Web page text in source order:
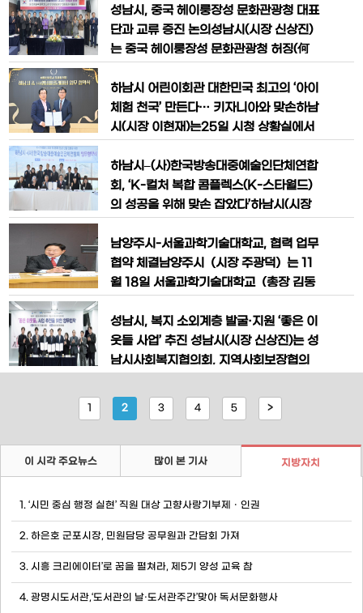
8,500억 원 규모의 민간 투자를 통해 왕
숙 도시첨단산업단지의 경쟁력을
영·관리 위·수탁 협약’을 체결하고 2026
년 상반기 개관을 목표로 복지관 운영 계
획과 개관 준비 절차를 공식화했다.이날
한동행 이사장 및 상임대표 등 관계자 11
명이 참석했다.특히, 복지관 운영의 전문
성과
성남시, 중국 헤이룽장성 문화관광청 대표
단과 교류 증진 논의성남시(시장 신상진)
는 중국 헤이룽장성 문화관광청 허징(何
역 간 문화·관광·게임 콘텐츠 산업 협력 방
안을 모색하기 위해 시를 방문했다고 3일
밝혔다.대표단은 이날 오전 10시 30분 시
과 만나 관련 산업 분야의 협력 확대 방안
을 논의했다.임종철 성남시 부시장은 “
하남시 어린이회관 대한민국 최고의 ‘아이
체험 천국’ 만든다… 키자니아와 맞손하남
시(시장 이현재)는25일 시청 상황실에서
영하는㈜엠비씨플레이비(대표 강재형)
와‘하남시 어린이회관 운영 및 아동친화도
시 조성’을 위한 업무협약(MOU)을 체결
추진 중인‘하남시 어린이회관’을 전국 최
고 수준의 어린이 복합문화공간으로 만들
기 위해
하남시–(사)한국방송대중예술인단체연합
회, ‘K-컬처 복합 콤플렉스(K-스타월드)
의 성공을 위해 맞손 잡았다’​하남시(시장
워에서 한국방송대중예술인단체연합회
(연합회)와‘K-컬처 복합 콤플렉스(K-스
타월드)’의성공적 추진과 대한민국 문화영
체결했다고 밝혔다.이번 협약식에는 유승
봉 한국방송대중예술인단체연합회 이사
장과 정혜선연합
남양주시-서울과학기술대학교, 협력 업무
협약 체결​남양주시（시장 주광덕）는 11
월 18일 서울과학기술대학교（총장 김동
로 첨단산업 유치와 산업생태계 강화를 위
한 업무협약（MOU）을 체결했다고 밝
혔다.이번 협약은 시가 추진하는 ‘슈퍼성
산·관·학 협력의 출발점으로, 미래형 산업
도시 조성을 위한 혁신 동맹의 의미를 갖
성남시, 복지 소외계층 발굴·지원 ‘좋은 이
웃들 사업’ 추진 성남시(시장 신상진)는 성
남시사회복지협의회, 지역사회보장협의
·지원하는 ‘좋은 이웃들 사업’을 추진한다.
시는 10월 27일 오후 2시 시청 4층 제1
호 성남시사회복지협의회장, 이상무 성남
시지역사회보장협의체 민간공동위원장
등이 참석한 가운데 ‘좋은 이웃들 사업 추
1 2 3 4 5 >
이 시각 주요뉴스 많이 본 기사 지방자치
1. ‘시민 중심 행정 실현’ 직원 대상 고향사랑기부제ㆍ인권
2. 하은호 군포시장, 민원담당 공무원과 간담회 가져
3. 시흥 크리에이터’로 꿈을 펼쳐라, 제5기 양성 교육 참
4. 광명시도서관,‘도서관의 날·도서관주간’맞아 독서문화행사